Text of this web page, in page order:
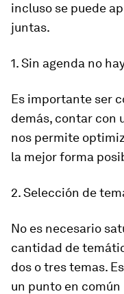
incluso se puede
juntas.
1. Sin agenda no
Es importante ser
demás, contar con
nos permite
la mejor forma
2. Selección de
No es necesario
cantidad de
dos o tres temas.
un punto en